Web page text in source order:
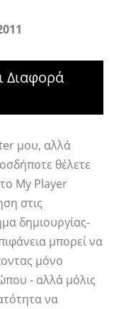
Διαφορά
μου, αλλά
θέλετε
My Player
στις
δημιουργίας-
μπορεί να
μόνο
- αλλά μόλις
να